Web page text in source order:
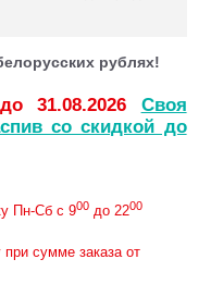
рублях!
31.08.2026 Своя
со скидкой до
Пн-Сб с 900 до 2200
сумме заказа от